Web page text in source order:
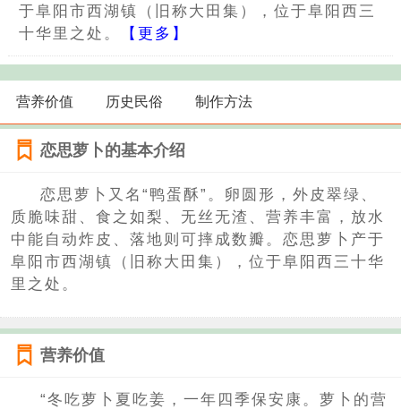
于阜阳市西湖镇（旧称大田集），位于阜阳西三
十华里之处。
【更多】
营养价值 历史民俗 制作方法
恋思萝卜的基本介绍
恋思萝卜又名“鸭蛋酥”。卵圆形，外皮翠绿、
质脆味甜、食之如梨、无丝无渣、营养丰富，放水
中能自动炸皮、落地则可摔成数瓣。恋思萝卜产于
阜阳市西湖镇（旧称大田集），位于阜阳西三十华
里之处。
营养价值
“冬吃萝卜夏吃姜，一年四季保安康。萝卜的营